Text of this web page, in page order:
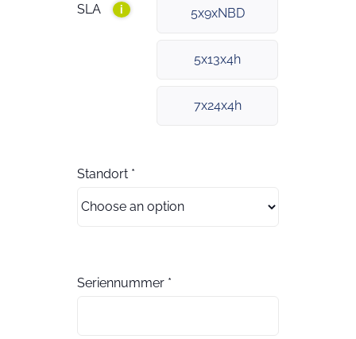
SLA i 5x9xNBD
5x13x4h
7x24x4h
Standort *
Seriennummer *